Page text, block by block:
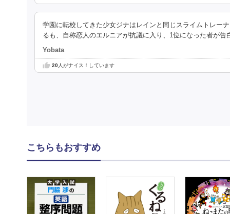
学園に転校してきた少女ジナはレインと同じスライムトレー
るも、自称恋人のエルニアが抗議に入り、1位になった者が告
Yobata
20人がナイス！しています
こちらもおすすめ